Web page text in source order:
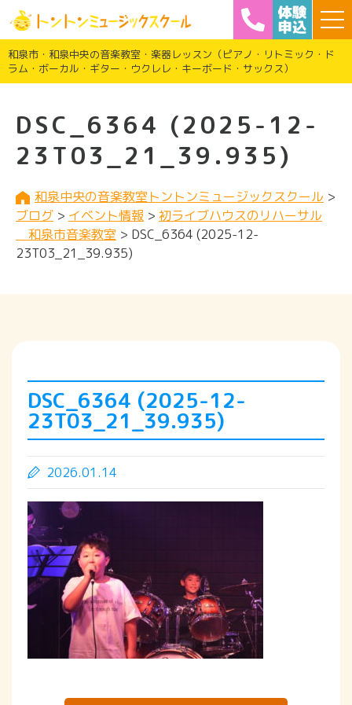
和泉市・和泉中央の音楽教室・楽器レッスン（ピアノ・リトミック・ド
ラム・ボーカル・ギター・ウクレレ・キーボード・サックス）
DSC_6364 (2025-12-
23T03_21_39.935)
和泉中央の音楽教室トントンミュージックスクール >
ブログ > イベント情報 > 初ライブハウスのリハーサル
和泉市音楽教室 > DSC_6364 (2025-12-
23T03_21_39.935)
DSC_6364 (2025-12-
23T03_21_39.935)
2026.01.14